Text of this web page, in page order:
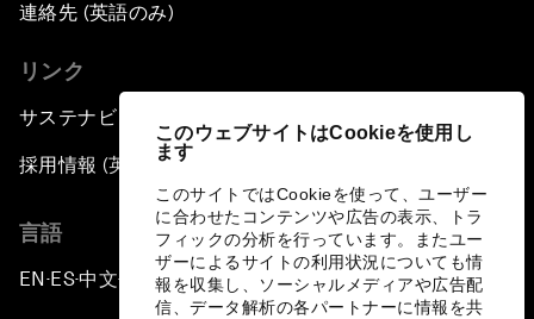
このウェブサイトはCookieを使用し
ます
このサイトではCookieを使って、ユーザー
に合わせたコンテンツや広告の表示、トラ
フィックの分析を行っています。またユー
ザーによるサイトの利用状況についても情
報を収集し、ソーシャルメディアや広告配
信、データ解析の各パートナーに情報を共
連絡先 (英語のみ)
リンク
サステナビリティへの取り組み
採用情報 (英語のみ)
言語
EN ▪ES▪中文▪ 日本語